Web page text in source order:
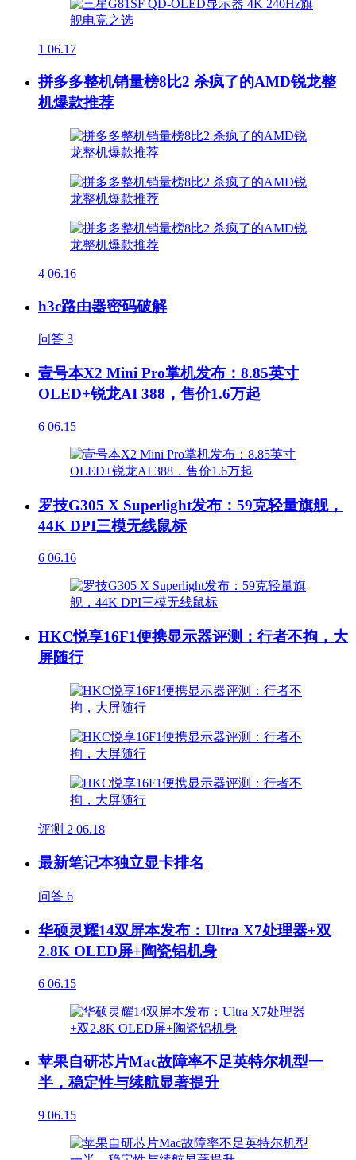
1 06.17
拼多多整机销量榜8比2 杀疯了的AMD锐龙整
机爆款推荐
4 06.16
h3c路由器密码破解
问答 3
壹号本X2 Mini Pro掌机发布：8.85英寸
OLED+锐龙AI 388，售价1.6万起
6 06.15
罗技G305 X Superlight发布：59克轻量旗舰，
44K DPI三模无线鼠标
6 06.16
HKC悦享16F1便携显示器评测：行者不拘，大
屏随行
评测 2 06.18
最新笔记本独立显卡排名
问答 6
华硕灵耀14双屏本发布：Ultra X7处理器+双
2.8K OLED屏+陶瓷铝机身
6 06.15
苹果自研芯片Mac故障率不足英特尔机型一
半，稳定性与续航显著提升
9 06.15